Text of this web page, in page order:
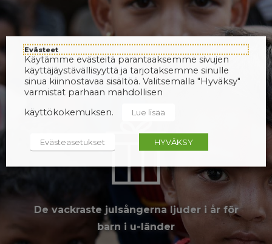
De vackraste julsångerna ljuder i år för
barn i u-länder
Evästeet
Käytämme evästeitä parantaaksemme sivujen
käyttäjäystävällisyyttä ja tarjotaksemme sinulle
sinua kiinnostavaa sisältöä. Valitsemalla "Hyväksy"
varmistat parhaan mahdollisen
käyttökokemuksen.
Lue lisää
Evästeasetukset HYVÄKSY